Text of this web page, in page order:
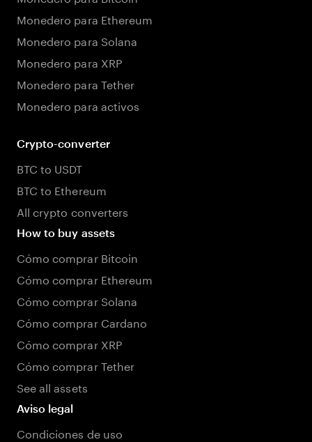
Monedero para Ethereum
Monedero para Solana
Monedero para XRP
Monedero para Tether
Monedero para activos
Crypto-converter
BTC to USDT
BTC to Ethereum
All crypto converters
How to buy assets
Cómo comprar Bitcoin
Cómo comprar Ethereum
Cómo comprar Solana
Cómo comprar Cardano
Cómo comprar XRP
Cómo comprar Tether
See all assets
Aviso legal
Condiciones de uso